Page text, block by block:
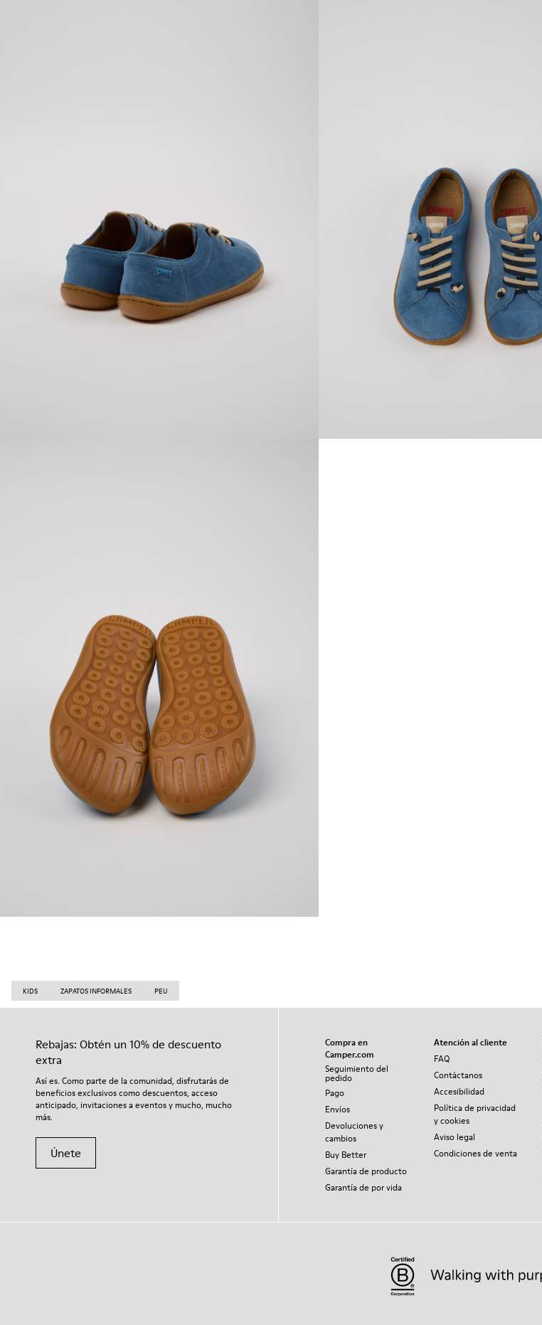
KIDS ZAPATOS INFORMALES PEU
Rebajas: Obtén un 10% de descuento
extra
Así es. Como parte de la comunidad, disfrutarás de
beneficios exclusivos como descuentos, acceso
anticipado, invitaciones a eventos y mucho, mucho
más.
Únete
Compra en
Camper.com
Seguimiento del
pedido
Pago
Envíos
Devoluciones y
cambios
Buy Better
Garantía de producto
Garantía de por vida
Atención al cliente
FAQ
Contáctanos
Accesibilidad
Política de privacidad
y cookies
Aviso legal
Condiciones de venta